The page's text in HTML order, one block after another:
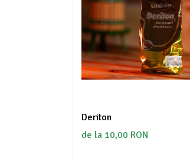
Deriton
de la 10,00 RON